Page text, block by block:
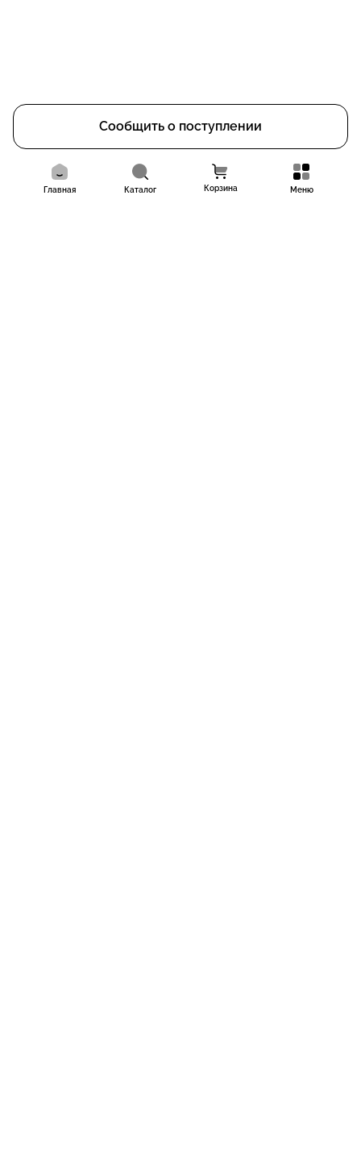
Сообщить о поступлении
Главная Каталог Корзина Меню